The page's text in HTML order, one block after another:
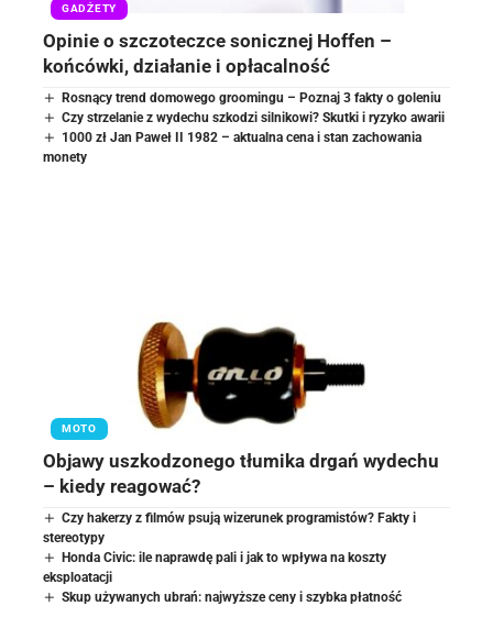
GADŻETY
Opinie o szczoteczce sonicznej Hoffen –
końcówki, działanie i opłacalność
Rosnący trend domowego groomingu – Poznaj 3 fakty o goleniu
Czy strzelanie z wydechu szkodzi silnikowi? Skutki i ryzyko awarii
1000 zł Jan Paweł II 1982 – aktualna cena i stan zachowania
monety
MOTO
Objawy uszkodzonego tłumika drgań wydechu
– kiedy reagować?
Czy hakerzy z filmów psują wizerunek programistów? Fakty i
stereotypy
Honda Civic: ile naprawdę pali i jak to wpływa na koszty
eksploatacji
Skup używanych ubrań: najwyższe ceny i szybka płatność